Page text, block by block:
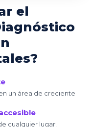
el
un área de creciente
cualquier lugar.